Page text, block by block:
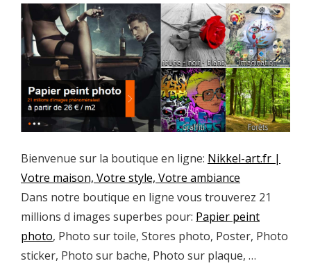
Bienvenue sur la boutique en ligne: Nikkel-art.fr |
Votre maison, Votre style, Votre ambiance
Dans notre boutique en ligne vous trouverez 21
millions d images superbes pour: Papier peint
photo, Photo sur toile, Stores photo, Poster, Photo
sticker, Photo sur bache, Photo sur plaque, …